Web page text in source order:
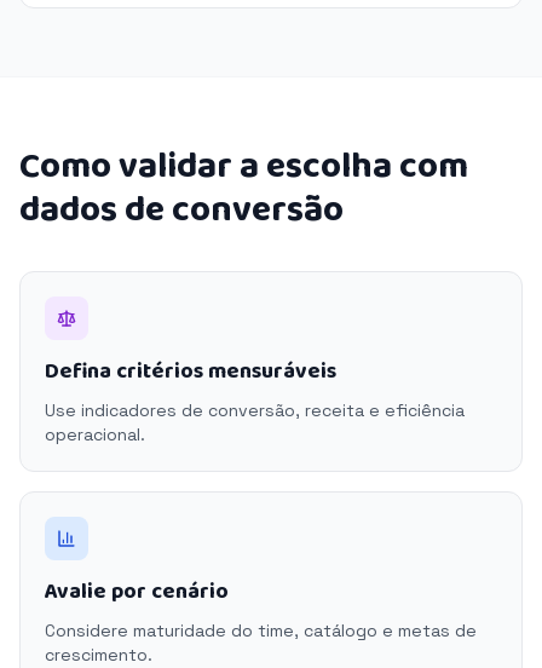
Como validar a escolha com
dados de conversão
Defina critérios mensuráveis
Use indicadores de conversão, receita e eficiência
operacional.
Avalie por cenário
Considere maturidade do time, catálogo e metas de
crescimento.